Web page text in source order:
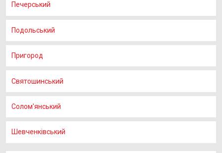
Печерський
Подольський
Пригород
Святошинський
Солом'янський
Шевченківський